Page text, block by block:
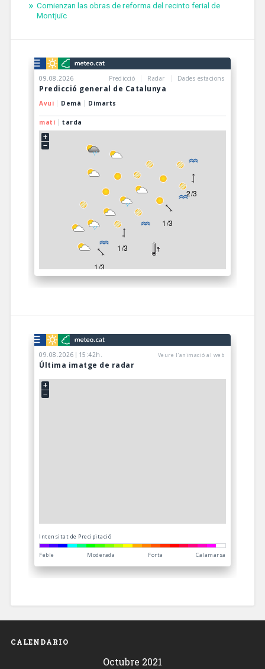
Comienzan las obras de reforma del recinto ferial de
Montjuïc
CALENDARIO
Octubre 2021